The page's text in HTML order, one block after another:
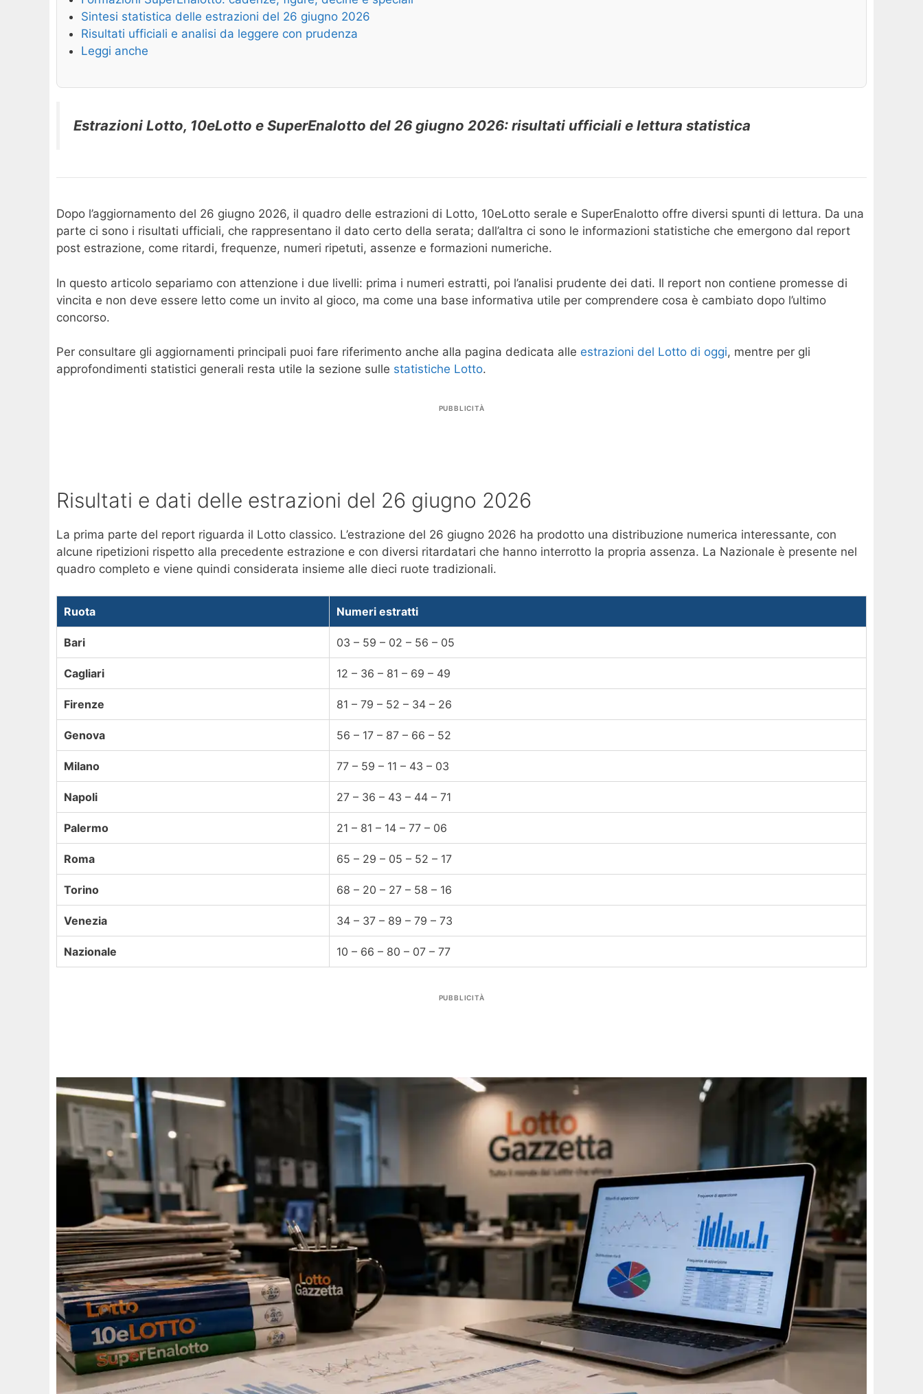
Sintesi statistica delle estrazioni del 26 giugno 2026
Risultati ufficiali e analisi da leggere con prudenza
Leggi anche
Estrazioni Lotto, 10eLotto e SuperEnalotto del 26 giugno 2026: risultati ufficiali e lettura statistica
Dopo l’aggiornamento del 26 giugno 2026, il quadro delle estrazioni di Lotto, 10eLotto serale e SuperEnalotto offre diversi spunti di lettura. Da una
parte ci sono i risultati ufficiali, che rappresentano il dato certo della serata; dall’altra ci sono le informazioni statistiche che emergono dal report
post estrazione, come ritardi, frequenze, numeri ripetuti, assenze e formazioni numeriche.
In questo articolo separiamo con attenzione i due livelli: prima i numeri estratti, poi l’analisi prudente dei dati. Il report non contiene promesse di
vincita e non deve essere letto come un invito al gioco, ma come una base informativa utile per comprendere cosa è cambiato dopo l’ultimo
concorso.
Per consultare gli aggiornamenti principali puoi fare riferimento anche alla pagina dedicata alle estrazioni del Lotto di oggi, mentre per gli
approfondimenti statistici generali resta utile la sezione sulle statistiche Lotto.
PUBBLICITÀ
Risultati e dati delle estrazioni del 26 giugno 2026
La prima parte del report riguarda il Lotto classico. L’estrazione del 26 giugno 2026 ha prodotto una distribuzione numerica interessante, con
alcune ripetizioni rispetto alla precedente estrazione e con diversi ritardatari che hanno interrotto la propria assenza. La Nazionale è presente nel
quadro completo e viene quindi considerata insieme alle dieci ruote tradizionali.
Ruota Numeri estratti
Bari 03 – 59 – 02 – 56 – 05
Cagliari 12 – 36 – 81 – 69 – 49
Firenze 81 – 79 – 52 – 34 – 26
Genova 56 – 17 – 87 – 66 – 52
Milano 77 – 59 – 11 – 43 – 03
Napoli 27 – 36 – 43 – 44 – 71
Palermo 21 – 81 – 14 – 77 – 06
Roma 65 – 29 – 05 – 52 – 17
Torino 68 – 20 – 27 – 58 – 16
Venezia 34 – 37 – 89 – 79 – 73
Nazionale 10 – 66 – 80 – 07 – 77
PUBBLICITÀ